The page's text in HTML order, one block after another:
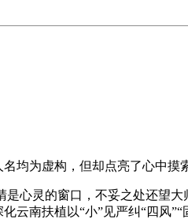
为虚构，但却点亮了心中摸
心灵的窗口，不妥之处还望大
南扶植以“小”见严纠“四风